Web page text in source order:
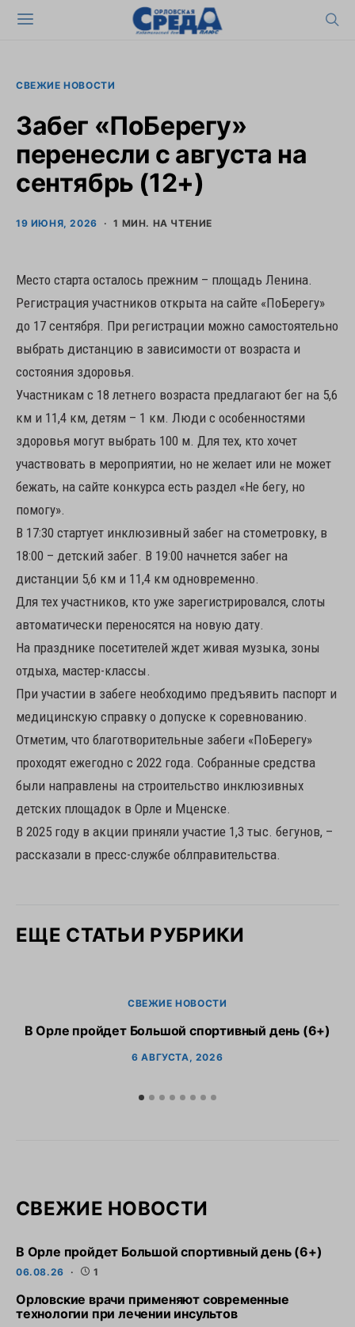
СВЕЖИЕ НОВОСТИ
Забег «ПоБерегу»
перенесли с августа на
сентябрь (12+)
19 ИЮНЯ, 2026 1 МИН. НА ЧТЕНИЕ
Место старта осталось прежним – площадь Ленина.
Регистрация участников открыта на сайте «ПоБерегу»
до 17 сентября. При регистрации можно самостоятельно
выбрать дистанцию в зависимости от возраста и
состояния здоровья.
Участникам с 18 летнего возраста предлагают бег на 5,6
км и 11,4 км, детям – 1 км. Люди с особенностями
здоровья могут выбрать 100 м. Для тех, кто хочет
участвовать в мероприятии, но не желает или не может
бежать, на сайте конкурса есть раздел «Не бегу, но
помогу».
В 17:30 стартует инклюзивный забег на стометровку, в
18:00 – детский забег. В 19:00 начнется забег на
дистанции 5,6 км и 11,4 км одновременно.
Для тех участников, кто уже зарегистрировался, слоты
автоматически переносятся на новую дату.
На празднике посетителей ждет живая музыка, зоны
отдыха, мастер-классы.
При участии в забеге необходимо предъявить паспорт и
медицинскую справку о допуске к соревнованию.
Отметим, что благотворительные забеги «ПоБерегу»
проходят ежегодно с 2022 года. Собранные средства
были направлены на строительство инклюзивных
детских площадок в Орле и Мценске.
В 2025 году в акции приняли участие 1,3 тыс. бегунов, –
рассказали в пресс-службе облправительства.
ЕЩЕ СТАТЬИ РУБРИКИ
СВЕЖИЕ НОВОСТИ
В Орле пройдет Большой спортивный день (6+)
6 АВГУСТА, 2026
СВЕЖИЕ НОВОСТИ
В Орле пройдет Большой спортивный день (6+)
06.08.26 1
Орловские врачи применяют современные
технологии при лечении инсультов